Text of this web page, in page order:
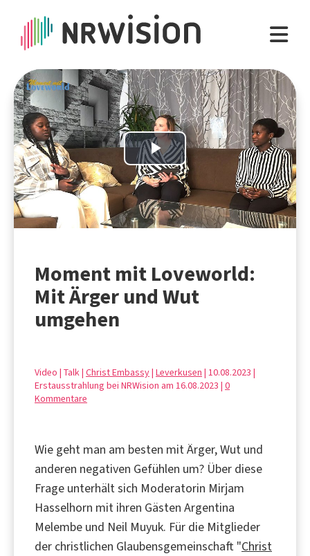
Play
Video
Moment mit Loveworld:
Mit Ärger und Wut
umgehen
Video | Talk | Christ Embassy| Leverkusen | 10.08.2023 |
Erstausstrahlung bei NRWision am 16.08.2023 | 0
Kommentare
Wie geht man am besten mit Ärger, Wut und
anderen negativen Gefühlen um? Über diese
Frage unterhält sich Moderatorin Mirjam
Hasselhorn mit ihren Gästen Argentina
Melembe und Neil Muyuk. Für die Mitglieder
der christlichen Glaubensgemeinschaft "Christ